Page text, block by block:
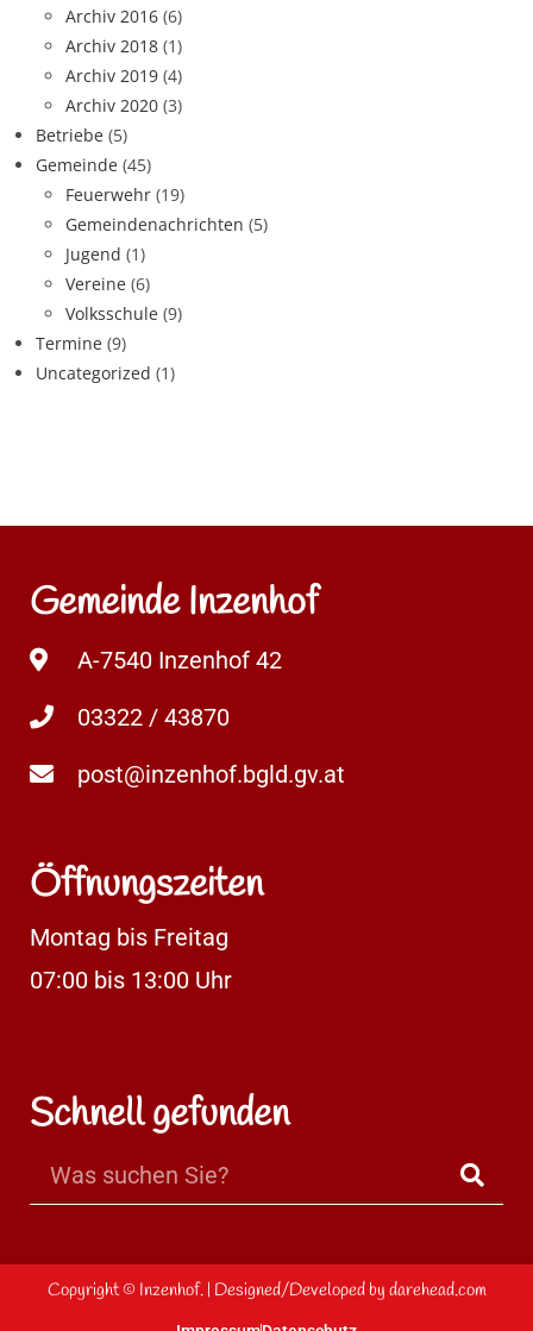
Archiv 2016 (6)
Archiv 2018 (1)
Archiv 2019 (4)
Archiv 2020 (3)
Betriebe (5)
Gemeinde (45)
Feuerwehr (19)
Gemeindenachrichten (5)
Jugend (1)
Vereine (6)
Volksschule (9)
Termine (9)
Uncategorized (1)
Gemeinde Inzenhof
A-7540 Inzenhof 42
03322 / 43870
post@inzenhof.bgld.gv.at
Öffnungszeiten
Montag bis Freitag
07:00 bis 13:00 Uhr
Schnell gefunden
Copyright © Inzenhof.| Designed/Developed by darehead.com